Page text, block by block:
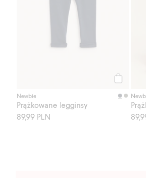
Newbie
Prążkowane legginsy
89,99 PLN